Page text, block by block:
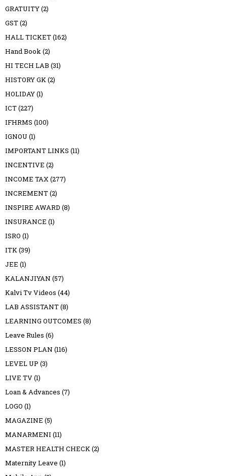
GRATUITY(2)
GST(2)
HALL TICKET(162)
Hand Book(2)
HI TECH LAB (31)
HISTORY GK(2)
HOLIDAY(1)
ICT(227)
IFHRMS (100)
IGNOU (1)
IMPORTANT LINKS (11)
INCENTIVE (2)
INCOME TAX(277)
INCREMENT(2)
INSPIRE AWARD (8)
INSURANCE (1)
ISRO (1)
ITK(39)
JEE (1)
KALANJIYAN (57)
Kalvi Tv Videos (44)
LAB ASSISTANT(8)
LEARNING OUTCOMES (8)
Leave Rules (6)
LESSON PLAN (116)
LEVEL UP (3)
LIVE TV(1)
Loan & Advances (7)
LOGO (1)
MAGAZINE (5)
MANARMENI (11)
MASTER HEALTH CHECK(2)
Maternity Leave (1)